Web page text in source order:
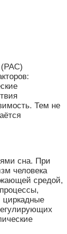
(РАС)
Тем не
сна. При
человека
средой,
циркадные